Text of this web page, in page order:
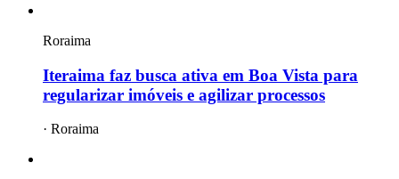
Roraima
Iteraima faz busca ativa em Boa Vista para
regularizar imóveis e agilizar processos
· Roraima